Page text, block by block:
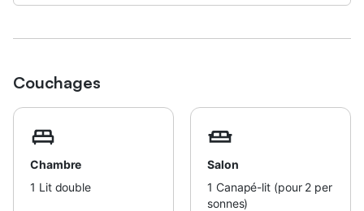
Couchages
Chambre
1 Lit double
Salon
1 Canapé-lit (pour 2 per
sonnes)